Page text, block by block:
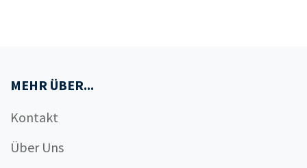
MEHR ÜBER...
Kontakt
Über Uns